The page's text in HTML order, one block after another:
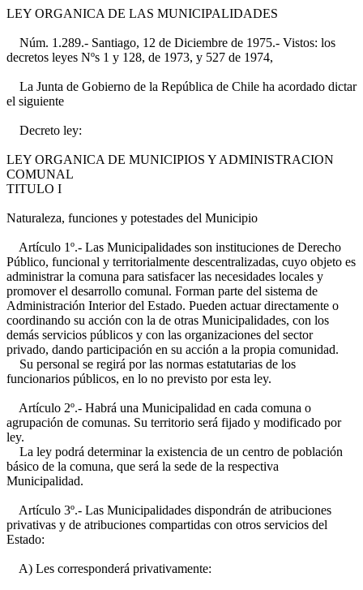
LEY ORGANICA DE LAS MUNICIPALIDADES
Núm. 1.289.- Santiago, 12 de Diciembre de 1975.- Vistos: los
decretos leyes Nºs 1 y 128, de 1973, y 527 de 1974,
La Junta de Gobierno de la República de Chile ha acordado dictar
el siguiente
Decreto ley:
LEY ORGANICA DE MUNICIPIOS Y ADMINISTRACION
COMUNAL
TITULO I
Naturaleza, funciones y potestades del Municipio
Artículo 1º.- Las Municipalidades son instituciones de Derecho
Público, funcional y territorialmente descentralizadas, cuyo objeto es
administrar la comuna para satisfacer las necesidades locales y
promover el desarrollo comunal. Forman parte del sistema de
Administración Interior del Estado. Pueden actuar directamente o
coordinando su acción con la de otras Municipalidades, con los
demás servicios públicos y con las organizaciones del sector
privado, dando participación en su acción a la propia comunidad.
Su personal se regirá por las normas estatutarias de los
funcionarios públicos, en lo no previsto por esta ley.
Artículo 2º.- Habrá una Municipalidad en cada comuna o
agrupación de comunas. Su territorio será fijado y modificado por
ley.
La ley podrá determinar la existencia de un centro de población
básico de la comuna, que será la sede de la respectiva
Municipalidad.
Artículo 3º.- Las Municipalidades dispondrán de atribuciones
privativas y de atribuciones compartidas con otros servicios del
Estado:
A) Les corresponderá privativamente: